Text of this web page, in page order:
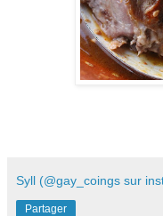
Syll (@gay_coings sur
Partager